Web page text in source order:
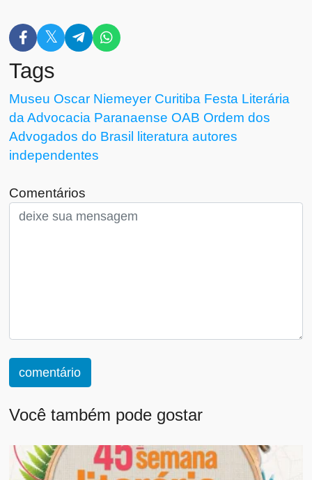
Tags
Museu Oscar Niemeyer Curitiba Festa Literária
da Advocacia Paranaense OAB Ordem dos
Advogados do Brasil literatura autores
independentes
Comentários
comentário
Você também pode gostar